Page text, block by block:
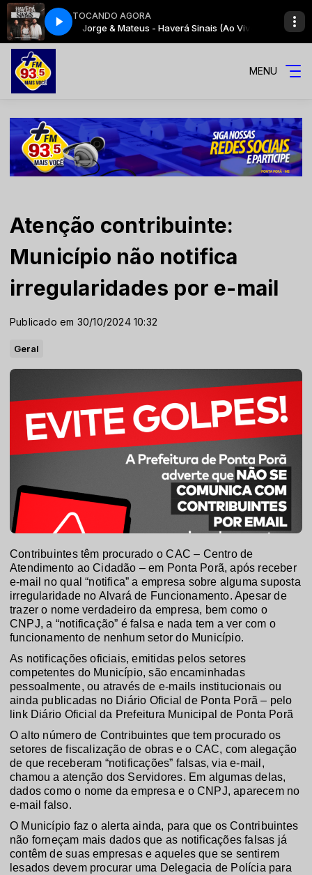
TOCANDO AGORA
(Ao Vivo) Jorge & Mateus - Haverá Sinais (Ao Vivo)
MENU
Atenção contribuinte:
Município não notifica
irregularidades por e-mail
Publicado em 30/10/2024 10:32
Geral
Contribuintes têm procurado o CAC – Centro de
Atendimento ao Cidadão – em Ponta Porã, após receber
e-mail no qual “notifica” a empresa sobre alguma suposta
irregularidade no Alvará de Funcionamento. Apesar de
trazer o nome verdadeiro da empresa, bem como o
CNPJ, a “notificação” é falsa e nada tem a ver com o
funcionamento de nenhum setor do Município.
As notificações oficiais, emitidas pelos setores
competentes do Município, são encaminhadas
pessoalmente, ou através de e-mails institucionais ou
ainda publicadas no Diário Oficial de Ponta Porã – pelo
link Diário Oficial da Prefeitura Municipal de Ponta Porã
O alto número de Contribuintes que tem procurado os
setores de fiscalização de obras e o CAC, com alegação
de que receberam “notificações” falsas, via e-mail,
chamou a atenção dos Servidores. Em algumas delas,
dados como o nome da empresa e o CNPJ, aparecem no
e-mail falso.
O Município faz o alerta ainda, para que os Contribuintes
não forneçam mais dados que as notificações falsas já
contêm de suas empresas e aqueles que se sentirem
lesados devem procurar uma Delegacia de Polícia para